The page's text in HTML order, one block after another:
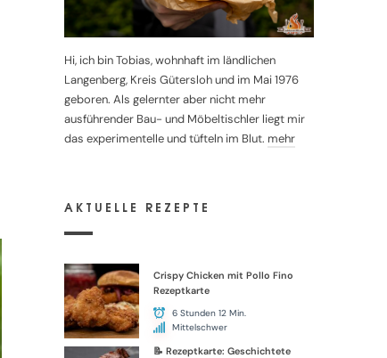
Hi, ich bin Tobias, wohnhaft im ländlichen
Langenberg, Kreis Gütersloh und im Mai 1976
geboren. Als gelernter aber nicht mehr
ausführender Bau- und Möbeltischler liegt mir
das experimentelle und tüfteln im Blut. mehr
AKTUELLE REZEPTE
Crispy Chicken mit Pollo Fino
Rezeptkarte
6 Stunden 12 Min.
Mittelschwer
📝 Rezeptkarte: Geschichtete